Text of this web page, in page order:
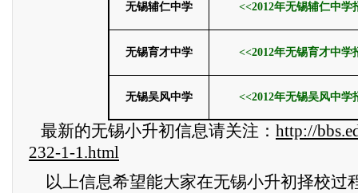
无锡辅仁中学 <<2012年无锡辅仁中学
无锡育才中学 <<2012年无锡育才中学
无锡吴风中学 <<2012年无锡吴风中学
最新的无锡小升初信息请关注： http://
232-1-1.html
以上信息希望能大家在无锡小升初择校过